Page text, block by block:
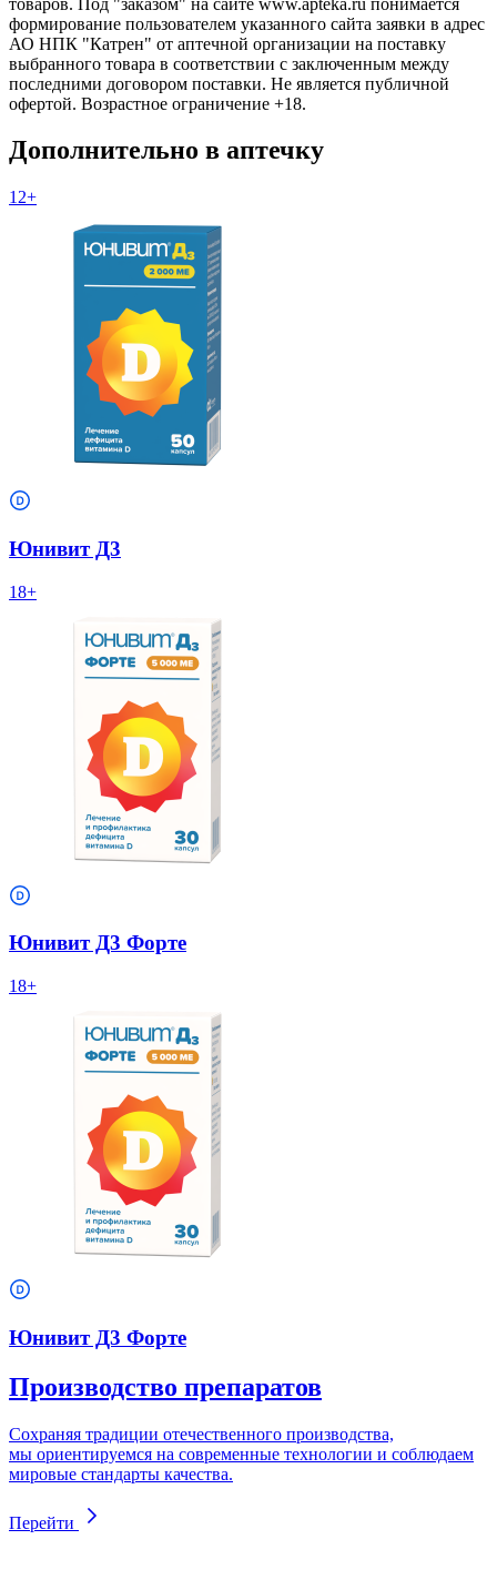
формирование пользователем указанного сайта заявки в адрес
АО НПК "Катрен" от аптечной организации на поставку
выбранного товара в соответствии с заключенным между
последними договором поставки. Не является публичной
офертой. Возрастное ограничение +18.
Дополнительно в аптечку
12+
Юнивит Д3
18+
Юнивит Д3 Форте
18+
Юнивит Д3 Форте
Производство препаратов
Сохраняя традиции отечественного производства,
мы ориентируемся на современные технологии и соблюдаем
мировые стандарты качества.
Перейти